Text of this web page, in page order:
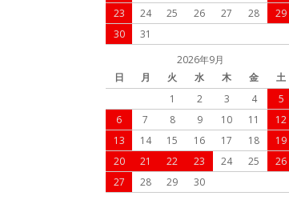
23
24 25 26 27 28
29
30
31
2026年9月
日
月 火 水 木 金
土
1
2 3 4
5
6
7 8 9 10 11
12
13
14 15 16 17 18
19
20
21 22 23 24 25
26
27
28 29
30